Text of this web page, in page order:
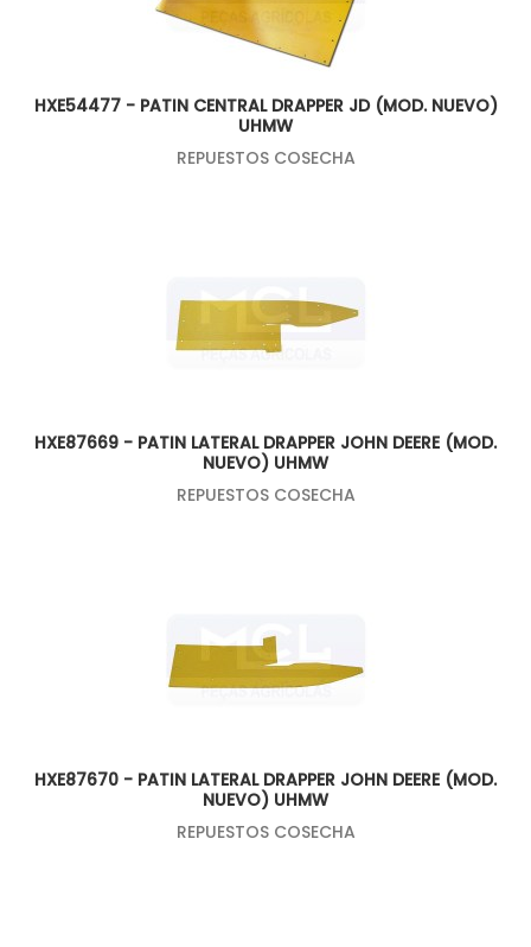
HXE54477 - PATIN CENTRAL DRAPPER JD (MOD. NUEVO)
UHMW
REPUESTOS COSECHA
HXE87669 - PATIN LATERAL DRAPPER JOHN DEERE (MOD.
NUEVO) UHMW
REPUESTOS COSECHA
HXE87670 - PATIN LATERAL DRAPPER JOHN DEERE (MOD.
NUEVO) UHMW
REPUESTOS COSECHA